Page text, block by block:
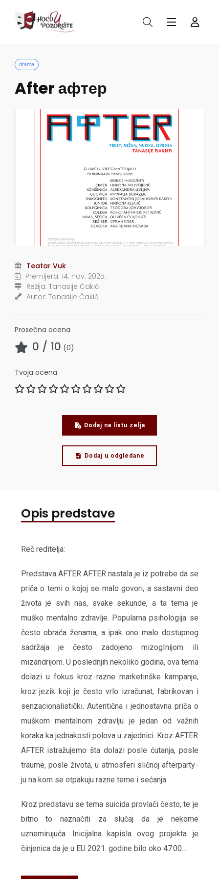
drama
After афтер
Teatar Vuk
Premijera: 14. nov. 2025.
Režija: Tanasije Ćakić
Autor: Tanasije Ćakić
Prosečna ocena
0 / 10 (0)
Tvoja ocena
Dodaj na listu zelja
Dodaj u odgledane
Opis predstave
Reč reditelja:
Predstava AFTER AFTER nastala je iz potrebe da se
priča o temi o kojoj se malo govori, a sastavni deo
života je svih nas, svake sekunde, a ta tema je
muško mentalno zdravlje. Popularna psihologija se
često obraća ženama, a ipak ono malo dostupnog
sadržaja je često zadojeno mizogInijom ili
mizandrijom. U poslednjih nekoliko godina, ova tema
dolazi u fokus kroz razne marketinške kampanje,
kroz jezik koji je često vrlo izračunat, fabrikovan i
senzacionalistički. Autentična i jednostavna priča o
muškom mentalnom zdravlju je jedan od važnih
koraka ka jednakosti polova u zajednici. Kroz AFTER
AFTER istražujemo šta dolazi posle ćutanja, posle
traume, posle života, u atmosferi sličnoj afterparty-
ju na kom se otpakuju razne teme i sećanja.
Kroz predstavu se tema suicida provlači često, te je
bitno to naznačiti za slučaj da je nekome
uznemirujuća. Inicijalna kapisla ovog projekta je
činjenica da je u EU 2021. godine bilo oko 47 00...